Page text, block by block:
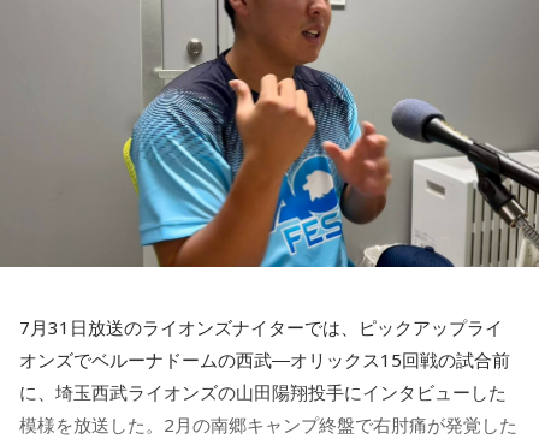
藤木：決勝トーナメントの相手がブラジルに決まった際、塩
貝選手の言葉が切り取られて話題になったというか、ブラジ
ルにちょっと火をつけてしまった部分もあるのかなと思った
福田：そうですね。塩貝選手に悪意はなかったと思います
し、素直に自分の気持ちを言っただけなのですが、それをブ
ラジルサイドがうまく切り取って、結果的に彼らのモチベー
ションを上げるような形になってしまったので、それはあま
何を言っているかというと、日本とブラジルの力関係は間違
いなくブラジルが上なんですよ。そこで日本サイドが考えな
きゃいけないことは、ブラジルに油断してもらう、隙を見せ
てもらうということも1つだと思っていて。
7月31日放送のライオンズナイターでは、ピックアップライ
オンズでベルーナドームの西武―オリックス15回戦の試合前
に、埼玉西武ライオンズの山田陽翔投手にインタビューした
模様を放送した。2月の南郷キャンプ終盤で右肘痛が発覚した